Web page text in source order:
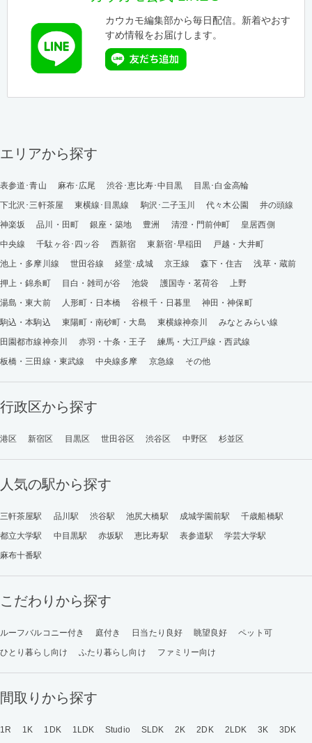
カウカモ編集部から毎日配信。新着やおす
すめ情報をお届けします。
エリアから探す
表参道･青山 麻布･広尾 渋谷･恵比寿･中目黒
目黒･白金高輪
下北沢･三軒茶屋
東横線･目黒線 駒沢･二子玉川 代々木公園
井の頭線
神楽坂
品川・田町 銀座・築地 豊洲 清澄・門前仲町
皇居西側
中央線
千駄ヶ谷･四ッ谷 西新宿 東新宿･早稲田
戸越・大井町
池上・多摩川線
世田谷線 経堂･成城 京王線 森下・住吉
浅草・蔵前
押上・錦糸町
目白・雑司が谷 池袋 護国寺・茗荷谷
上野
湯島・東大前
人形町・日本橋 谷根千・日暮里
神田・神保町
駒込・本駒込
東陽町・南砂町・大島 東横線神奈川
みなとみらい線
田園都市線神奈川
赤羽・十条・王子
練馬・大江戸線・西武線
板橋・三田線・東武線
中央線多摩 京急線 その他
行政区から探す
港区 新宿区 目黒区 世田谷区 渋谷区 中野区 杉並区
人気の駅から探す
三軒茶屋駅 品川駅 渋谷駅 池尻大橋駅 成城学園前駅
千歳船橋駅
都立大学駅
中目黒駅 赤坂駅 恵比寿駅 表参道駅
学芸大学駅
麻布十番駅
こだわりから探す
ルーフバルコニー付き 庭付き 日当たり良好 眺望良好
ペット可
ひとり暮らし向け
ふたり暮らし向け ファミリー向け
間取りから探す
1R 1K 1DK 1LDK Studio SLDK 2K 2DK 2LDK 3K
3DK